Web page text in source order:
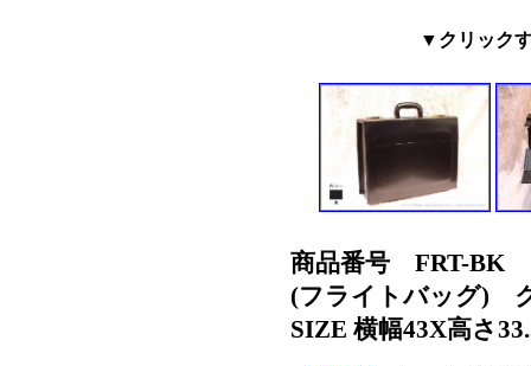
▼クリック
商品番号 FRT-BK
(フライトバッグ)
SIZE 横幅43X高さ